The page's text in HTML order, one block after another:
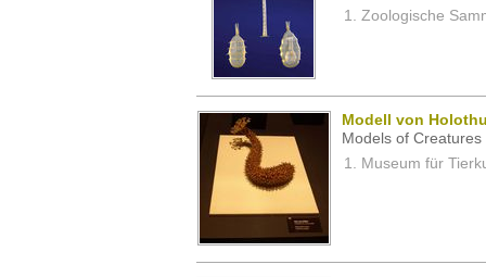
Zoologische
Modell von
Models of
Museum für